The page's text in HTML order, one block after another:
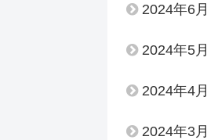
2024年6月
2024年5月
2024年4月
2024年3月